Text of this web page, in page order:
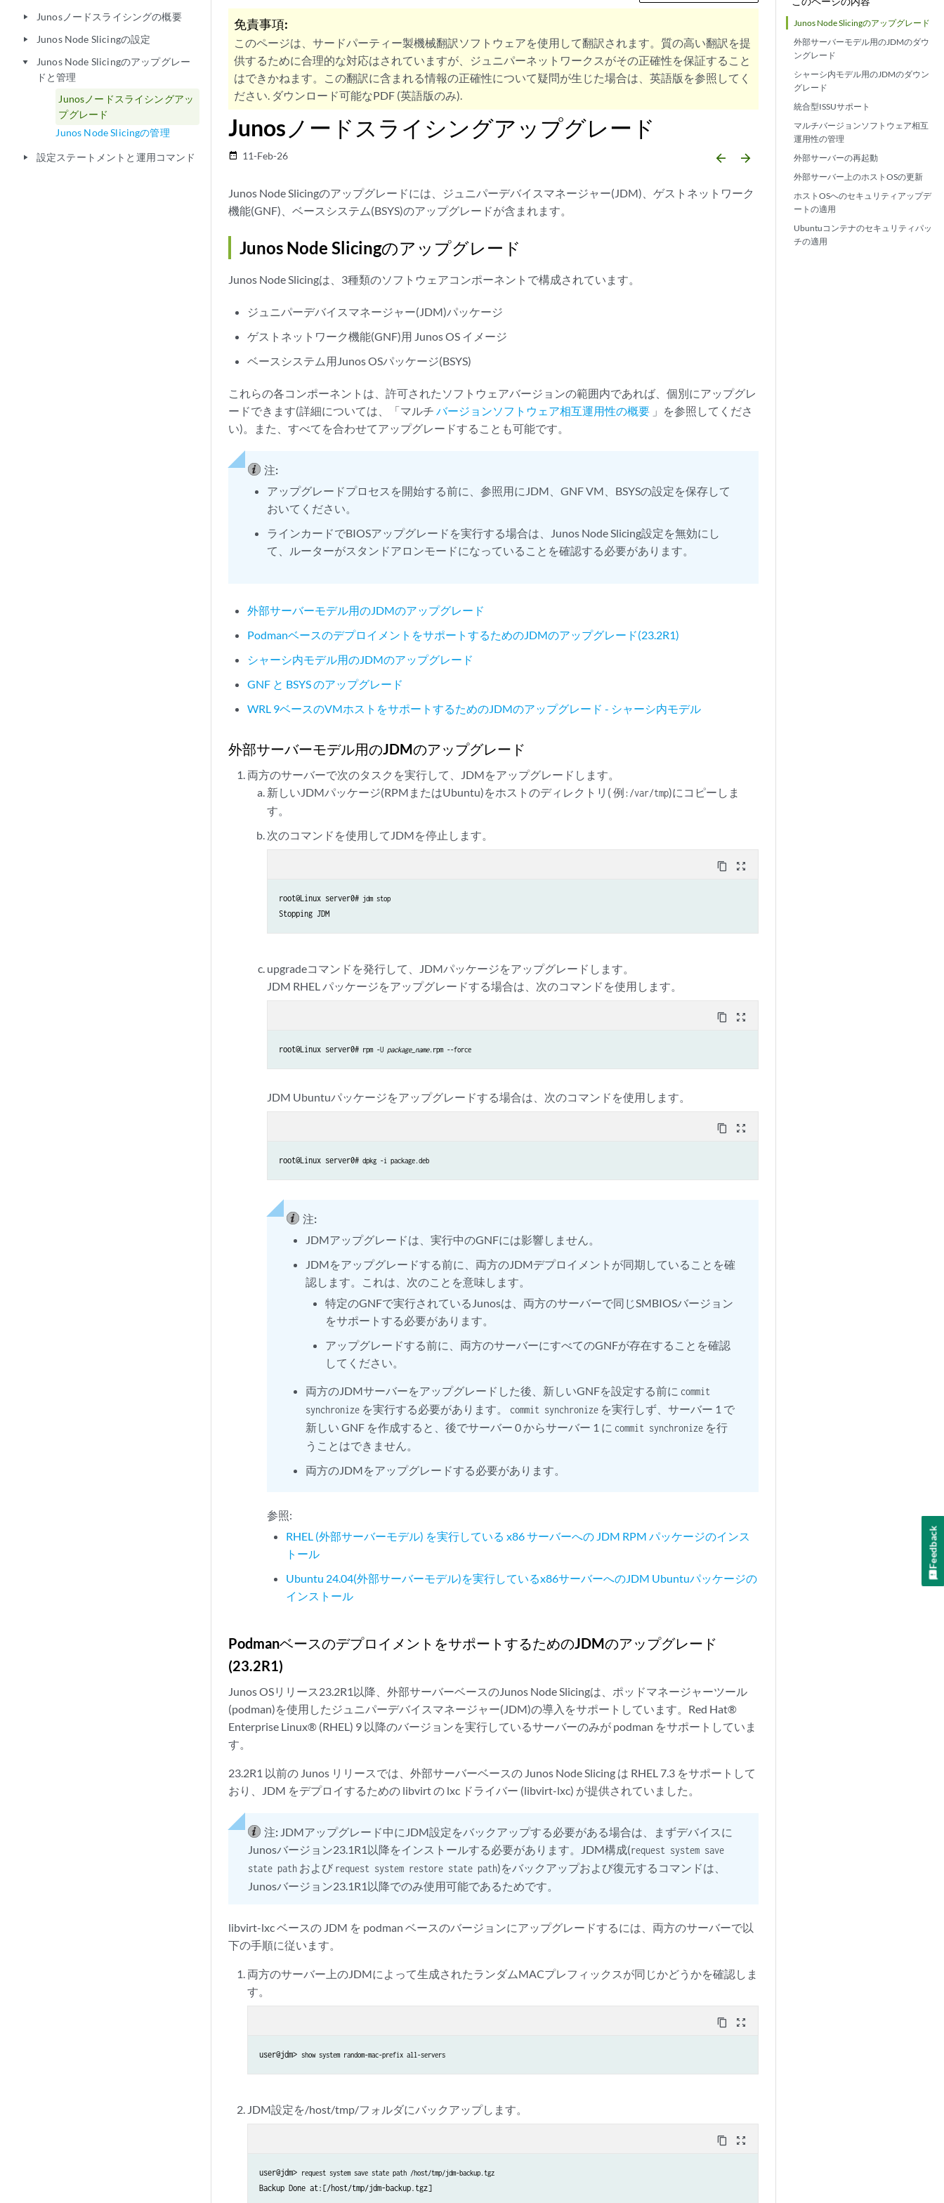
play_arrow Junosノードスライシングの概要
play_arrow Junos Node Slicingの設定
play_arrow
Junos Node Slicingのアップグレー
ドと管理
Junosノードスライシングアッ
プグレード
Junos Node Slicingの管理
play_arrow 設定ステートメントと運用コマンド
Junos Node Slicingのアップグレード
外部サーバーモデル用のJDMのダウ
ングレード
シャーシ内モデル用のJDMのダウン
グレード
統合型ISSUサポート
マルチバージョンソフトウェア相互
運用性の管理
外部サーバーの再起動
外部サーバー上のホストOSの更新
ホストOSへのセキュリティアップデ
ートの適用
Ubuntuコンテナのセキュリティパッ
チの適用
免責事項:
このページは、サードパーティー製機械翻訳ソフトウェアを使用して翻訳されます。質の高い翻訳を提
供するために合理的な対応はされていますが、ジュニパーネットワークスがその正確性を保証すること
はできかねます。この翻訳に含まれる情報の正確性について疑問が生じた場合は、英語版を参照してく
ださい. ダウンロード可能なPDF (英語版のみ).
Junosノードスライシングアップグレード
date_range 11-Feb-26 arrow_backward arrow_forward
Junos Node Slicingのアップグレードには、ジュニパーデバイスマネージャー(JDM)、ゲストネットワーク
機能(GNF)、ベースシステム(BSYS)のアップグレードが含まれます。
Junos Node Slicingのアップグレード
Junos Node Slicingは、3種類のソフトウェアコンポーネントで構成されています。
ジュニパーデバイスマネージャー(JDM)パッケージ
ゲストネットワーク機能(GNF)用 Junos OS イメージ
ベースシステム用Junos OSパッケージ(BSYS)
これらの各コンポーネントは、許可されたソフトウェアバージョンの範囲内であれば、個別にアップグレ
ードできます(詳細については、「マルチ バージョンソフトウェア相互運用性の概要 」を参照してくださ
い)。また、すべてを合わせてアップグレードすることも可能です。
注:
アップグレードプロセスを開始する前に、参照用にJDM、GNF VM、BSYSの設定を保存して
おいてください。
ラインカードでBIOSアップグレードを実行する場合は、Junos Node Slicing設定を無効にし
て、ルーターがスタンドアロンモードになっていることを確認する必要があります。
外部サーバーモデル用のJDMのアップグレード
PodmanベースのデプロイメントをサポートするためのJDMのアップグレード(23.2R1)
シャーシ内モデル用のJDMのアップグレード
GNF と BSYS のアップグレード
WRL 9ベースのVMホストをサポートするためのJDMのアップグレード - シャーシ内モデル
外部サーバーモデル用のJDMのアップグレード
両方のサーバーで次のタスクを実行して、JDMをアップグレードします。
新しいJDMパッケージ(RPMまたはUbuntu)をホストのディレクトリ( 例:/var/tmp)にコピーしま
す。
次のコマンドを使用してJDMを停止します。
content_copy zoom_out_map
root@Linux server0# jdm stop
Stopping JDM
upgradeコマンドを発行して、JDMパッケージをアップグレードします。
JDM RHEL パッケージをアップグレードする場合は、次のコマンドを使用します。
content_copy zoom_out_map
root@Linux server0# rpm -U package_name.rpm --force
JDM Ubuntuパッケージをアップグレードする場合は、次のコマンドを使用します。
content_copy zoom_out_map
root@Linux server0# dpkg -i package.deb
注:
JDMアップグレードは、実行中のGNFには影響しません。
JDMをアップグレードする前に、両方のJDMデプロイメントが同期していることを確
認します。これは、次のことを意味します。
特定のGNFで実行されているJunosは、両方のサーバーで同じSMBIOSバージョン
をサポートする必要があります。
アップグレードする前に、両方のサーバーにすべてのGNFが存在することを確認
してください。
両方のJDMサーバーをアップグレードした後、新しいGNFを設定する前に commit
synchronize を実行する必要があります。 commit synchronize を実行しず、サーバー 1 で
新しい GNF を作成すると、後でサーバー 0 からサーバー 1 に commit synchronize を行
うことはできません。
両方のJDMをアップグレードする必要があります。
参照:
RHEL (外部サーバーモデル) を実行している x86 サーバーへの JDM RPM パッケージのインス
トール
Ubuntu 24.04(外部サーバーモデル)を実行しているx86サーバーへのJDM Ubuntuパッケージの
インストール
PodmanベースのデプロイメントをサポートするためのJDMのアップグレード
(23.2R1)
Junos OSリリース23.2R1以降、外部サーバーベースのJunos Node Slicingは、ポッドマネージャーツール
(podman)を使用したジュニパーデバイスマネージャー(JDM)の導入をサポートしています。Red Hat®
Enterprise Linux® (RHEL) 9 以降のバージョンを実行しているサーバーのみが podman をサポートしていま
す。
23.2R1 以前の Junos リリースでは、外部サーバーベースの Junos Node Slicing は RHEL 7.3 をサポートして
おり、JDM をデプロイするための libvirt の lxc ドライバー (libvirt-lxc) が提供されていました。
注: JDMアップグレード中にJDM設定をバックアップする必要がある場合は、まずデバイスに
Junosバージョン23.1R1以降をインストールする必要があります。JDM構成(request system save
state path および request system restore state path)をバックアップおよび復元するコマンドは、
Junosバージョン23.1R1以降でのみ使用可能であるためです。
libvirt-lxc ベースの JDM を podman ベースのバージョンにアップグレードするには、両方のサーバーで以
下の手順に従います。
両方のサーバー上のJDMによって生成されたランダムMACプレフィックスが同じかどうかを確認しま
す。
content_copy zoom_out_map
user@jdm> show system random-mac-prefix all-servers
JDM設定を/host/tmp/フォルダにバックアップします。
content_copy zoom_out_map
user@jdm> request system save state path /host/tmp/jdm-backup.tgz
Backup Done at:[/host/tmp/jdm-backup.tgz]
Feedback